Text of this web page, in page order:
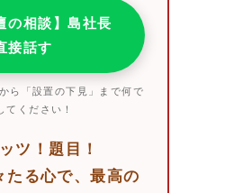
の相談】島社長
接話す
ら「設置の下見」まで何で
てください！
ツ！題目！
たる心で、最高の